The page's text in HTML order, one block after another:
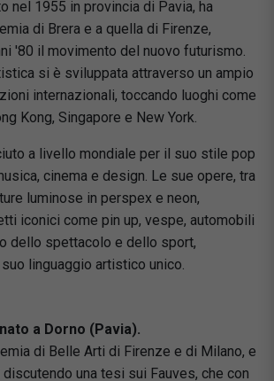
nel 1955 in provincia di Pavia, ha
di Brera e a quella di Firenze,
'80 il movimento del nuovo futurismo.
si è sviluppata attraverso un ampio
internazionali, toccando luoghi come
Kong, Singapore e New York.
a livello mondiale per il suo stile pop
cinema e design. Le sue opere, tra
luminose in perspex e neon,
iconici come pin up, vespe, automobili
dello spettacolo e dello sport,
linguaggio artistico unico.
a Dorno (Pavia).
di Belle Arti di Firenze e di Milano, e
una tesi sui Fauves, che con